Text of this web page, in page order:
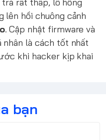
lên hồi chuông cảnh
. Cập nhật firmware và
là cách tốt nhất
khi hacker kịp khai
bạn